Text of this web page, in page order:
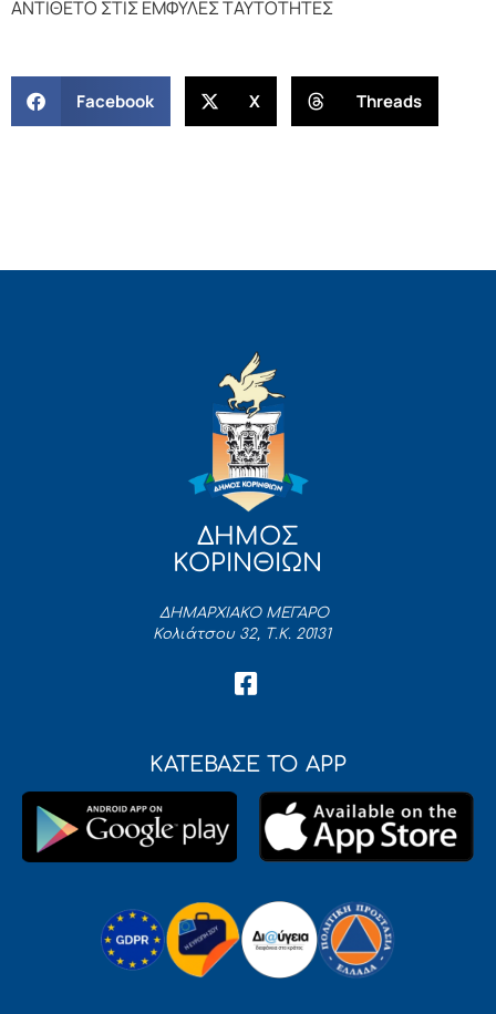
ΑΝΤΙΘΕΤΟ ΣΤΙΣ ΕΜΦΥΛΕΣ ΤΑΥΤΟΤΗΤΕΣ
Facebook X Threads
ΔΗΜΟΣ
ΚΟΡΙΝΘΙΩΝ
ΔΗΜΑΡΧΙΑΚΟ ΜΕΓΑΡΟ
Κολιάτσου 32, Τ.Κ. 20131
ΚΑΤΕΒΑΣΕ ΤΟ APP